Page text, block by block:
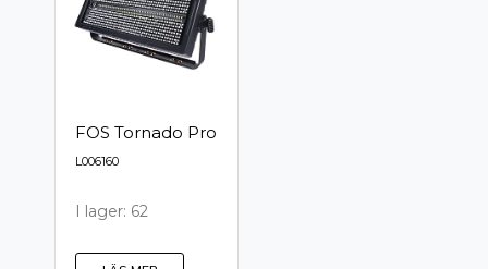
FOS Tornado Pro
L006160
I lager: 62